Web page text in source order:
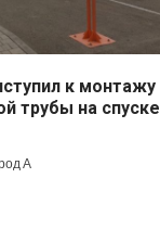
к монтажу
трубы на спуске
А